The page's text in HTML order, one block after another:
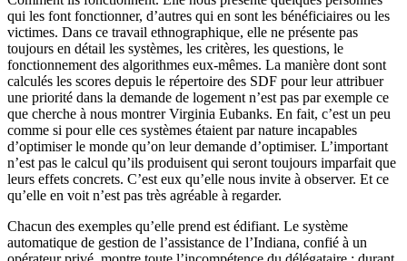
qui les font fonctionner, d’autres qui en sont les bénéficiaires ou les
victimes. Dans ce travail ethnographique, elle ne présente pas
toujours en détail les systèmes, les critères, les questions, le
fonctionnement des algorithmes eux-mêmes. La manière dont sont
calculés les scores depuis le répertoire des SDF pour leur attribuer
une priorité dans la demande de logement n’est pas par exemple ce
que cherche à nous montrer Virginia Eubanks. En fait, c’est un peu
comme si pour elle ces systèmes étaient par nature incapables
d’optimiser le monde qu’on leur demande d’optimiser. L’important
n’est pas le calcul qu’ils produisent qui seront toujours imparfait que
leurs effets concrets. C’est eux qu’elle nous invite à observer. Et ce
qu’elle en voit n’est pas très agréable à regarder.
Chacun des exemples qu’elle prend est édifiant. Le système
automatique de gestion de l’assistance de l’Indiana, confié à un